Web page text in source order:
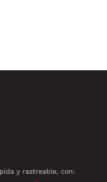
y rastreable, con: